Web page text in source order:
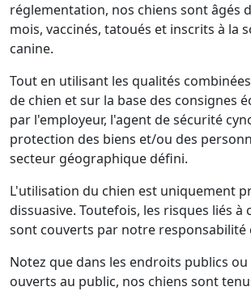
réglementation, nos chiens sont âgés
mois, vaccinés, tatoués et inscrits à la
canine.
Tout en utilisant les qualités
de chien et sur la base des consignes
par l'employeur, l'agent de sécurité
protection des biens et/ou des
secteur géographique défini.
L'utilisation du chien est uniquement
dissuasive. Toutefois, les risques liés à
sont couverts par notre responsabilité
Notez que dans les endroits publics
ouverts au public, nos chiens sont